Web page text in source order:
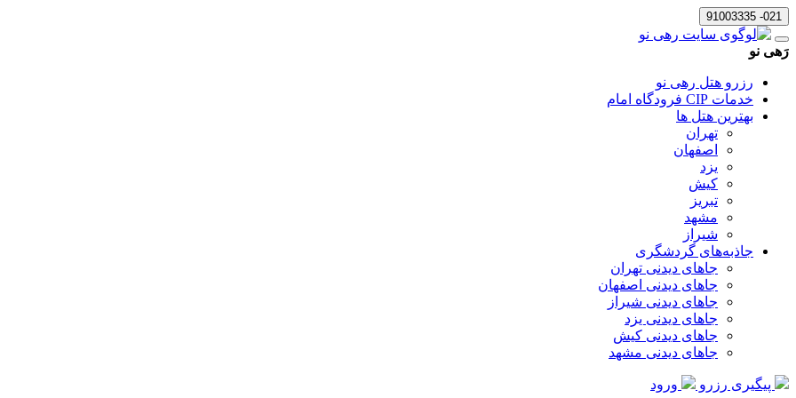
021- 91003335
رَهی نو
رزرو هتل رهی نو
خدمات CIP فرودگاه امام
بهترین هتل ها
تهران
اصفهان
یزد
کیش
تبریز
مشهد
شیراز
جاذبه‌های گردشگری
جاهای دیدنی تهران
جاهای دیدنی اصفهان
جاهای دیدنی شیراز
جاهای دیدنی یزد
جاهای دیدنی کیش
جاهای دیدنی مشهد
پیگیری رزرو ورود